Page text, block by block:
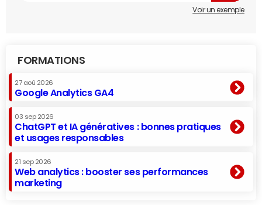
Voir un exemple
FORMATIONS
27 aoû 2026
Google Analytics GA4
03 sep 2026
ChatGPT et IA génératives : bonnes pratiques
et usages responsables
21 sep 2026
Web analytics : booster ses performances
marketing